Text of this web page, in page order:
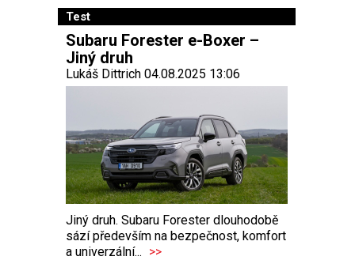
Test
Subaru Forester e-Boxer –
Jiný druh
Lukáš Dittrich 04.08.2025 13:06
Jiný druh. Subaru Forester dlouhodobě
sází především na bezpečnost, komfort
a univerzální... >>